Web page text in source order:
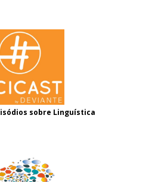
sobre Linguística